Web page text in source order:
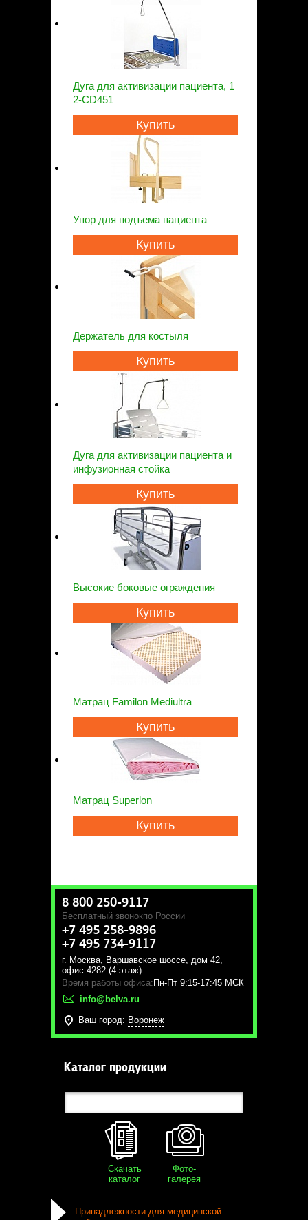
Дуга для активизации пациента, 1
2-CD451
Купить
Упор для подъема пациента
Купить
Держатель для костыля
Купить
Дуга для активизации пациента и
инфузионная стойка
Купить
Bысокие боковые ограждения
Купить
Матрац Familon Mediultra
Купить
Матрац Superlon
Купить
8 800 250-9117
Бесплатный звонокпо России
+7 495 258-9896
+7 495 734-9117
г. Москва, Варшавское шоссе, дом 42,
офис 4282 (4 этаж)
Время работы офиса: Пн-Пт 9:15-17:45 МСК
info@belva.ru
Ваш город: Воронеж
Каталог продукции
Скачать
каталог
Фото-
галерея
Принадлежности для медицинской